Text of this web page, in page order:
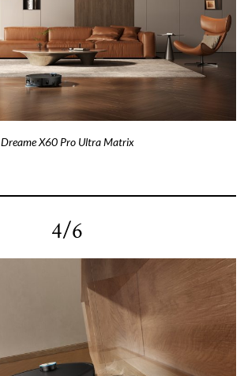
Dreame X60 Pro Ultra Matrix
4/6